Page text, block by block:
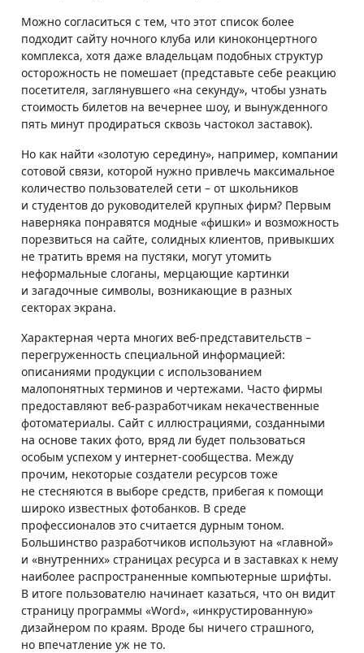
Можно согласиться с тем, что этот список более
подходит сайту ночного клуба или киноконцертного
комплекса, хотя даже владельцам подобных структур
осторожность не помешает (представьте себе реакцию
посетителя, заглянувшего «на секунду», чтобы узнать
стоимость билетов на вечернее шоу, и вынужденного
пять минут продираться сквозь частокол заставок).
Но как найти «золотую середину», например, компании
сотовой связи, которой нужно привлечь максимальное
количество пользователей сети – от школьников
и студентов до руководителей крупных фирм? Первым
наверняка понравятся модные «фишки» и возможность
порезвиться на сайте, солидных клиентов, привыкших
не тратить время на пустяки, могут утомить
неформальные слоганы, мерцающие картинки
и загадочные символы, возникающие в разных
секторах экрана.
Характерная черта многих веб-представительств –
перегруженность специальной информацией:
описаниями продукции с использованием
малопонятных терминов и чертежами. Часто фирмы
предоставляют веб-разработчикам некачественные
фотоматериалы. Сайт с иллюстрациями, созданными
на основе таких фото, вряд ли будет пользоваться
особым успехом у интернет-сообщества. Между
прочим, некоторые создатели ресурсов тоже
не стесняются в выборе средств, прибегая к помощи
широко известных фотобанков. В среде
профессионалов это считается дурным тоном.
Большинство разработчиков используют на «главной»
и «внутренних» страницах ресурса и в заставках к нему
наиболее распространенные компьютерные шрифты.
В итоге пользователю начинает казаться, что он видит
страницу программы «Word», «инкрустированную»
дизайнером по краям. Вроде бы ничего страшного,
но впечатление уж не то.